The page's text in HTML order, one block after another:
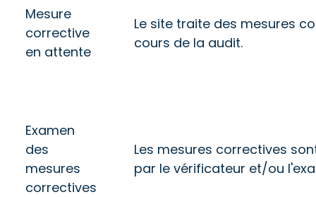
Mesure
corrective
en attente
Le site traite des mesures
cours de la audit.
Examen
des
mesures
correctives
Les mesures correctives
par le vérificateur et/ou